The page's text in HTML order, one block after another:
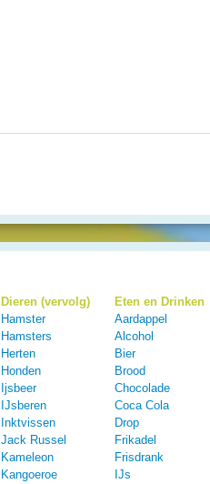
Dieren (vervolg)
Hamster
Hamsters
Herten
Honden
Ijsbeer
IJsberen
Inktvissen
Jack Russel
Kameleon
Kangoeroe
Eten en Drinken
Aardappel
Alcohol
Bier
Brood
Chocolade
Coca Cola
Drop
Frikadel
Frisdrank
IJs